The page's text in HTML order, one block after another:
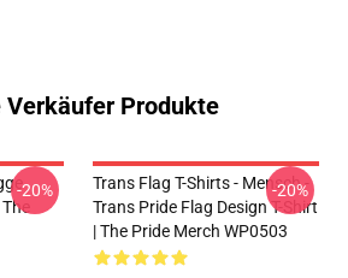
Verkäufer Produkte
-20%
Trans Flag T-Shirts - Mensch -
Trans Pride Flag Design T-Shirt
| The Pride Merch WP0503
-20%